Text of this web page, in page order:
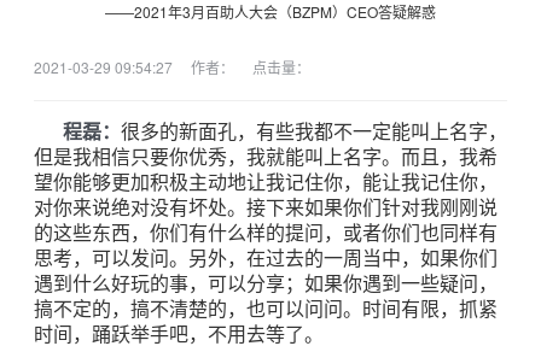
——2021年3月百助人大会（BZPM）CEO答疑解惑
2021-03-29 09:54:27 作者： 点击量：
程磊： 很多的新面孔，有些我都不一定能叫上名字，
但是我相信只要你优秀，我就能叫上名字。而且，我希
望你能够更加积极主动地让我记住你，能让我记住你，
对你来说绝对没有坏处。接下来如果你们针对我刚刚说
的这些东西，你们有什么样的提问，或者你们也同样有
思考，可以发问。另外，在过去的一周当中，如果你们
遇到什么好玩的事，可以分享；如果你遇到一些疑问，
搞不定的，搞不清楚的，也可以问问。时间有限，抓紧
时间，踊跃举手吧，不用去等了。